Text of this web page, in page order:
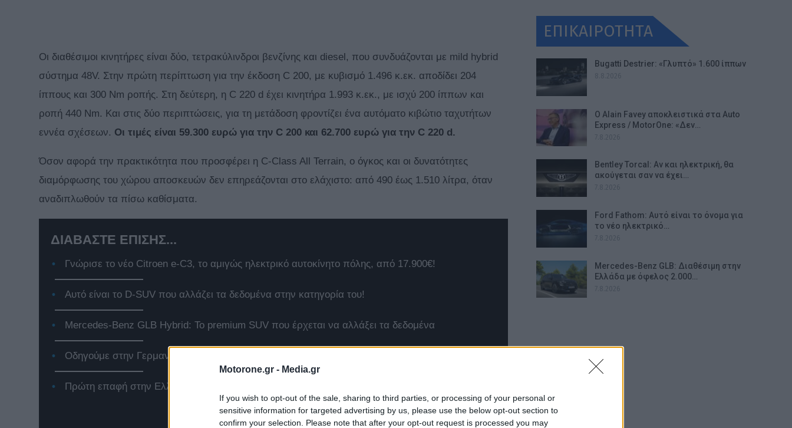
Motorone.gr - Media.gr
If you wish to opt-out of the sale, sharing to third parties, or processing of your personal or
sensitive information for targeted advertising by us, please use the below opt-out section to
confirm your selection. Please note that after your opt-out request is processed you may
Οι διαθέσιμοι κινητήρες είναι δύο, τετρακύλινδροι βενζίνης και diesel, που συνδυάζονται με mild hybrid
σύστημα 48V. Στην πρώτη περίπτωση για την έκδοση C 200, με κυβισμό 1.496 κ.εκ. αποδίδει 204
ίππους και 300 Nm ροπής. Στη δεύτερη, η C 220 d έχει κινητήρα 1.993 κ.εκ., με ισχύ 200 ίππων και
ροπή 440 Nm. Και στις δύο περιπτώσεις, για τη μετάδοση φροντίζει ένα αυτόματο κιβώτιο ταχυτήτων
εννέα σχέσεων. Οι τιμές είναι 59.300 ευρώ για την C 200 και 62.700 ευρώ για την C 220 d.
Όσον αφορά την πρακτικότητα που προσφέρει η C-Class All Terrain, ο όγκος και οι δυνατότητες
διαμόρφωσης του χώρου αποσκευών δεν επηρεάζονται στο ελάχιστο: από 490 έως 1.510 λίτρα, όταν
αναδιπλωθούν τα πίσω καθίσματα.
ΔΙΑΒΑΣΤΕ ΕΠΙΣΗΣ...
Γνώρισε το νέο Citroen e-C3, το αμιγώς ηλεκτρικό αυτοκίνητο πόλης, από 17.900€!
Αυτό είναι το D-SUV που αλλάζει τα δεδομένα στην κατηγορία του!
Mercedes-Benz GLB Hybrid: Το premium SUV που έρχεται να αλλάξει τα δεδομένα
Οδηγούμε στην Γερμανία το Jeep Compass 4xe
Πρώτη επαφή στην Ελλάδα με το νέο Renault Twingo E-Tech
ΕΠΙΚΑΙΡΟΤΗΤΑ
Bugatti Destrier: «Γλυπτό» 1.600 ίππων
Ο Alain Favey αποκλειστικά στα Auto
Express / MotorOne: «Δεν…
Bentley Torcal: Αν και ηλεκτρική, θα
ακούγεται σαν να έχει…
Ford Fathom: Αυτό είναι το όνομα για
το νέο ηλεκτρικό…
Mercedes-Benz GLB: Διαθέσιμη στην
Ελλάδα με όφελος 2.000…